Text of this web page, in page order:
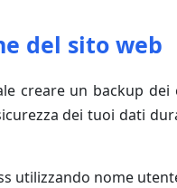
del sito web
creare un backup dei
dei tuoi dati
utilizzando nome